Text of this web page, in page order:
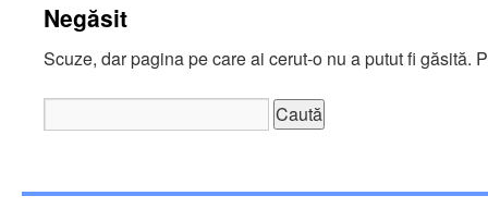
conținut
Negăsit
Scuze, dar pagina pe care ai cerut-o nu a putut fi găsită.
după: